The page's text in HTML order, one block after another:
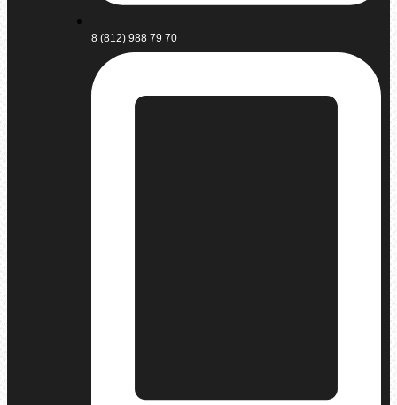
8 (812) 988 79 70